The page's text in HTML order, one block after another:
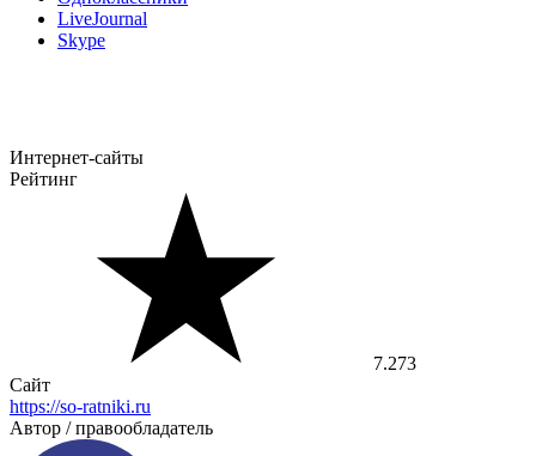
LiveJournal
Skype
Интернет-сайты
Рейтинг
7.273
Сайт
https://so-ratniki.ru
Автор / правообладатель